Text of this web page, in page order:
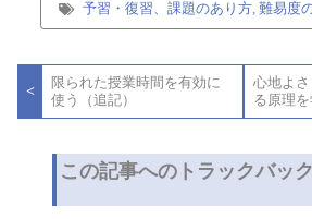
予習・復習、課題のあり方 ,難易度
稿
ビ
<
限られた授業時間を有効に
使う（追記）
心地よ
る原理
この記事へのトラックバック